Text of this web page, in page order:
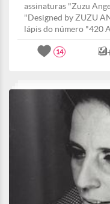
assinaturas "Zuzu
"Designed by ZUZU
lápis do número "420
14